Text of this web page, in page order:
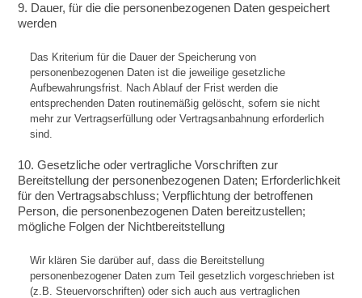
9. Dauer, für die die personenbezogenen Daten gespeichert
werden
Das Kriterium für die Dauer der Speicherung von
personenbezogenen Daten ist die jeweilige gesetzliche
Aufbewahrungsfrist. Nach Ablauf der Frist werden die
entsprechenden Daten routinemäßig gelöscht, sofern sie nicht
mehr zur Vertragserfüllung oder Vertragsanbahnung erforderlich
sind.
10. Gesetzliche oder vertragliche Vorschriften zur
Bereitstellung der personenbezogenen Daten; Erforderlichkeit
für den Vertragsabschluss; Verpflichtung der betroffenen
Person, die personenbezogenen Daten bereitzustellen;
mögliche Folgen der Nichtbereitstellung
Wir klären Sie darüber auf, dass die Bereitstellung
personenbezogener Daten zum Teil gesetzlich vorgeschrieben ist
(z.B. Steuervorschriften) oder sich auch aus vertraglichen